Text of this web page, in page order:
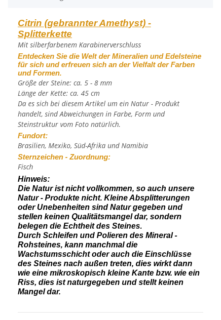
Citrin (gebrannter Amethyst) -
Splitterkette
Mit silberfarbenem Karabinerverschluss
Entdecken Sie die Welt der Mineralien und Edelsteine
für sich und erfreuen sich an der Vielfalt der Farben
und Formen.
Größe der Steine: ca. 5 - 8 mm
Länge der Kette: ca. 45 cm
Da es sich bei diesem Artikel um ein Natur - Produkt
handelt, sind Abweichungen in Farbe, Form und
Steinstruktur vom Foto natürlich.
Fundort:
Brasilien, Mexiko, Süd-Afrika und Namibia
Sternzeichen - Zuordnung:
Fisch
Hinweis:
Die Natur ist nicht vollkommen, so auch unsere
Natur - Produkte nicht. Kleine Absplitterungen
oder Unebenheiten sind Natur gegeben und
stellen keinen Qualitätsmangel dar, sondern
belegen die Echtheit des Steines.
Durch Schleifen und Polieren des Mineral -
Rohsteines, kann manchmal die
Wachstumsschicht oder auch die Einschlüsse
des Steines nach außen treten, dies wirkt dann
wie eine mikroskopisch kleine Kante bzw. wie ein
Riss, dies ist naturgegeben und stellt keinen
Mangel dar.